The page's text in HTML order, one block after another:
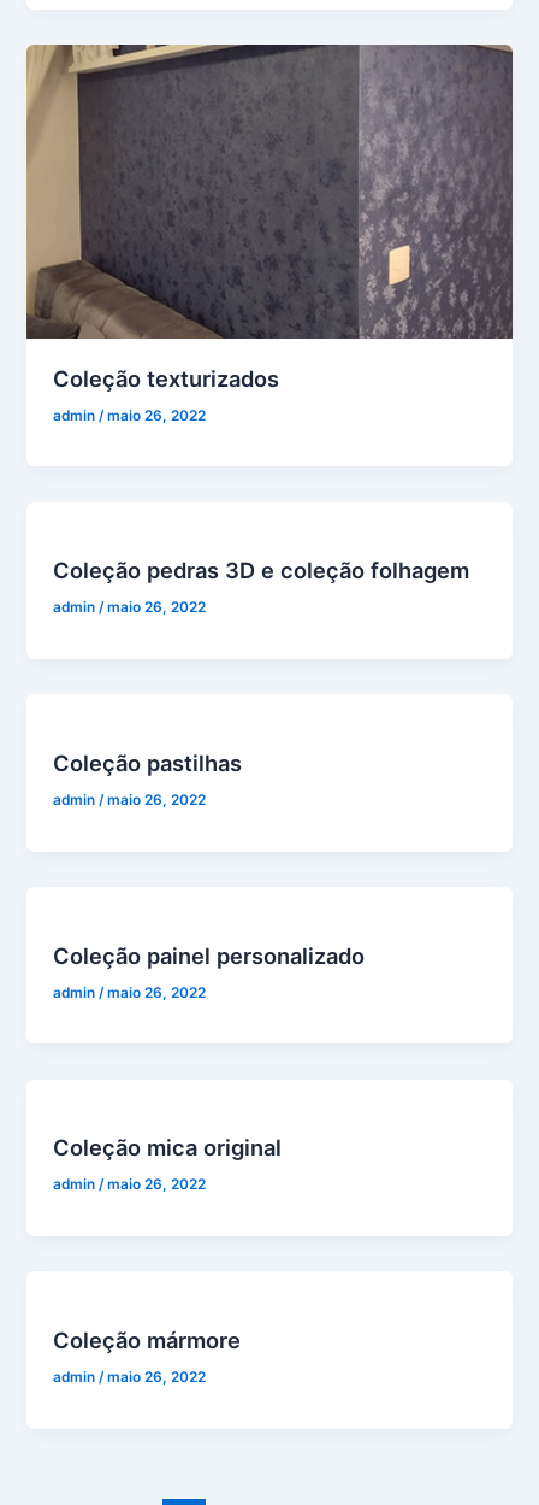
Coleção texturizados
admin /maio 26, 2022
Coleção pedras 3D e coleção folhagem
admin/maio 26, 2022
Coleção pastilhas
admin/maio 26, 2022
Coleção painel personalizado
admin /maio 26, 2022
Coleção mica original
admin/maio 26, 2022
Coleção mármore
admin/maio 26, 2022